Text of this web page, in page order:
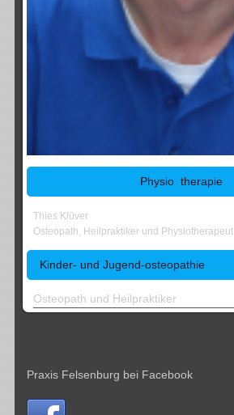
Physio therapie
Thies Klüver
Osteopath, Heilpraktiker und Physiotherapeut
Kinder- und Jugend-osteopathie
Osteopath und Heilpraktiker
Praxis Felsenburg bei Facebook